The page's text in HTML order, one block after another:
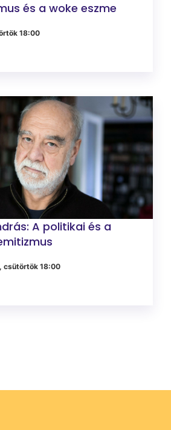
és a woke eszme
18:00
A politikai és a
csütörtök 18:00